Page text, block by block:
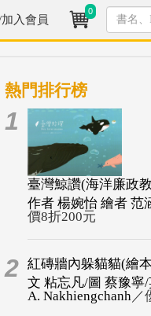
入會員
0
熱門排行榜
1
臺灣鯨讚(海洋廉政
作者 楊婉怡 繪者 范
價8折200元
2 紅磚牆內躲貓貓(繪
文 粘忘凡/圖 蔡豫寧
A. Nakhiengchanh／